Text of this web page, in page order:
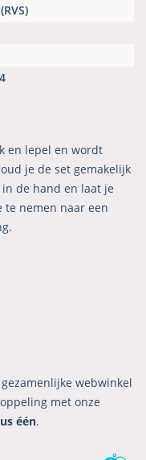
en lepel en wordt
je de set gemakelijk
de hand en laat je
te nemen naar een
webwinkel
met onze
één.